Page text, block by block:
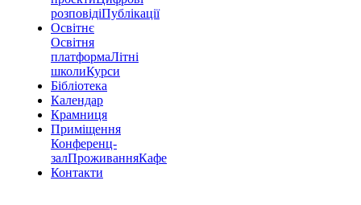
розповідіПублікації
Освітнє
Освітня
платформаЛітні
школиКурси
Бібліотека
Календар
Крамниця
Приміщення
Конференц-
залПроживанняКафе
Контакти